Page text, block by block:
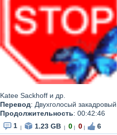
Katee Sackhoff и др.
Перевод: Двухголосый закадровый
Продолжительность: 00:42:46
1
1.23 GB 0 0 6